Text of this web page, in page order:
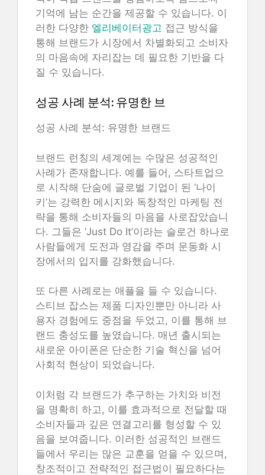
기억에 남는 순간을 제공할 수 있습니다. 이
러한 다양한 엘리베이터광고 접근 방식을
통해 브랜드가 시장에서 차별화되고 소비자
의 마음속에 자리잡는 데 필요한 기반을 다
질 수 있습니다.
성공 사례 분석: 유명한 브
성공 사례 분석: 유명한 브랜드
브랜드 런칭의 세계에는 수많은 성공적인
사례가 존재합니다. 예를 들어, 스타트업으
로 시작해 단숨에 글로벌 기업이 된 ‘나이
키’는 강력한 메시지와 독창적인 마케팅 전
략을 통해 소비자들의 마음을 사로잡았습니
다. 그들은 ‘Just Do It’이라는 슬로건 하나로
사람들에게 도전과 영감을 주며 운동화 시
장에서의 입지를 강화했습니다.
또 다른 사례로는 애플을 들 수 있습니다.
스티브 잡스는 제품 디자인뿐만 아니라 사
용자 경험에도 중점을 두었고, 이를 통해 브
랜드 충성도를 높였습니다. 매년 출시되는
새로운 아이폰은 단순한 기술 혁신을 넘어
사회적 현상이 되었습니다.
이처럼 각 브랜드가 추구하는 가치와 비전
을 명확히 하고, 이를 효과적으로 전달할 때
소비자들과 깊은 연결고리를 형성할 수 있
음을 보여줍니다. 이러한 성공적인 브랜드
들에서 우리는 많은 교훈을 얻을 수 있으며,
창조적이고 전략적인 접근법이 필요하다는